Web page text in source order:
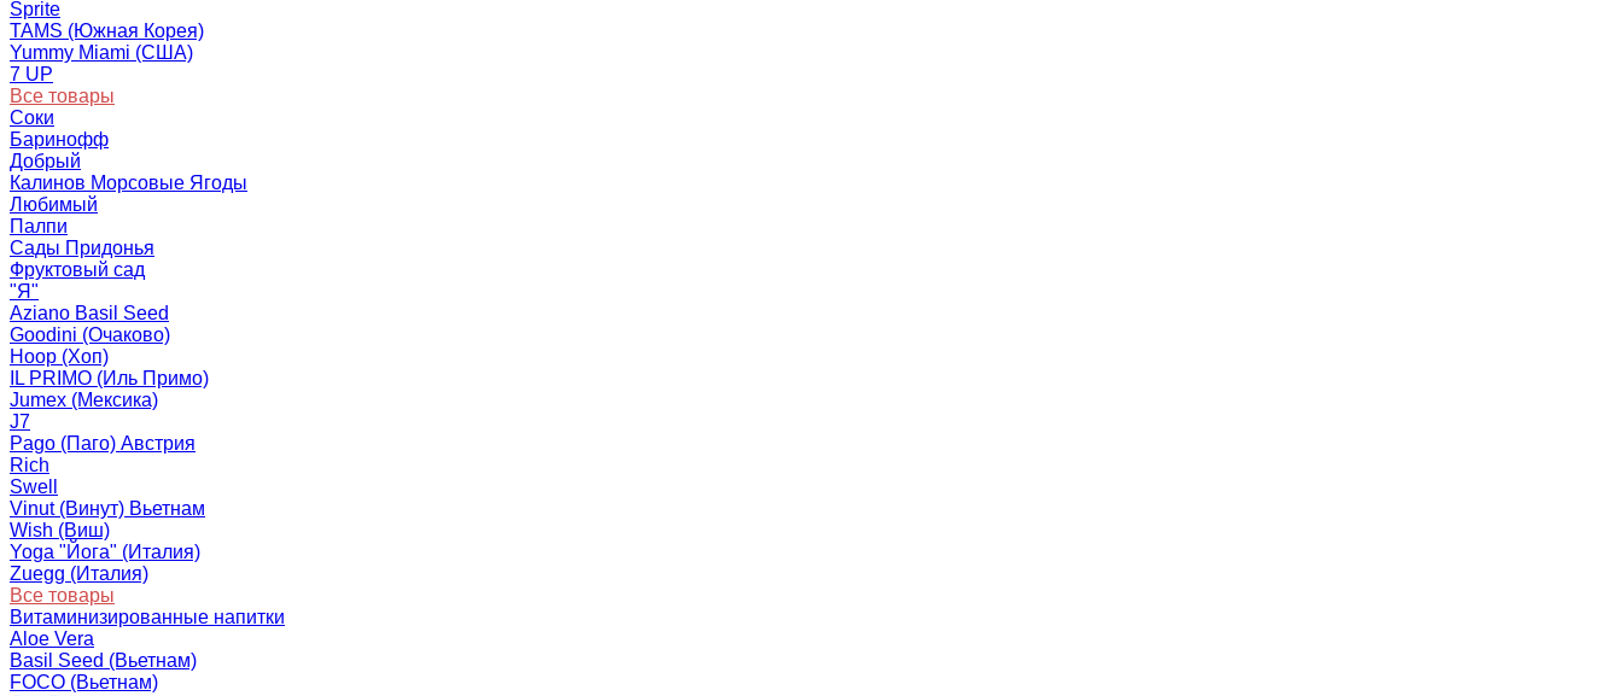
Sprite
TAMS (Южная Корея)
Yummy Miami (США)
7 UP
Все товары
Соки
Баринофф
Добрый
Калинов Морсовые Ягоды
Любимый
Палпи
Сады Придонья
Фруктовый сад
"Я"
Aziano Basil Seed
Goodini (Очаково)
Hoop (Хоп)
IL PRIMO (Иль Примо)
Jumex (Мексика)
J7
Pago (Паго) Австрия
Rich
Swell
Vinut (Винут) Вьетнам
Wish (Виш)
Yoga "Йога" (Италия)
Zuegg (Италия)
Все товары
Витаминизированные напитки
Aloe Vera
Basil Seed (Вьетнам)
FOCO (Вьетнам)